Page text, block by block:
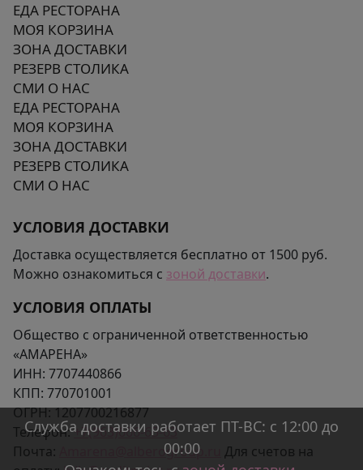
ЕДА РЕСТОРАНА
МОЯ КОРЗИНА
ЗОНА ДОСТАВКИ
РЕЗЕРВ СТОЛИКА
СМИ О НАС
ЕДА РЕСТОРАНА
МОЯ КОРЗИНА
ЗОНА ДОСТАВКИ
РЕЗЕРВ СТОЛИКА
СМИ О НАС
УСЛОВИЯ ДОСТАВКИ
Доставка осуществляется бесплатно от 1500 руб.
Можно ознакомиться с зоной доставки.
УСЛОВИЯ ОПЛАТЫ
Общество с ограниченной ответственностью
«АМАРЕНА»
ИНН: 7707440866
КПП: 770701001
ОГРН:1207700216877
Телефон:+7(963)666-65-63
Почта:
Amarena@alberogroup.ru
Для счетов на
Служба доставки работает ПТ-ВС: с 12:00 до
00:00